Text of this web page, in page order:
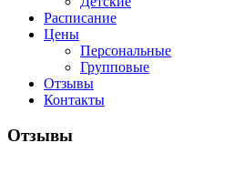
Расписание
Цены
Персональные
Групповые
Отзывы
Контакты
Отзывы